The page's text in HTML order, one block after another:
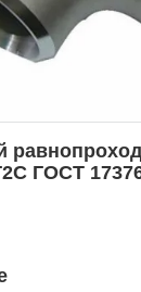
ГОСТ